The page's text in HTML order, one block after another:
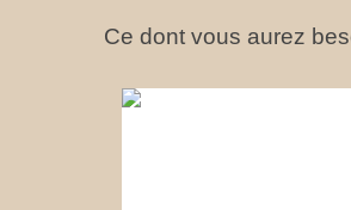
Ce dont vous aurez